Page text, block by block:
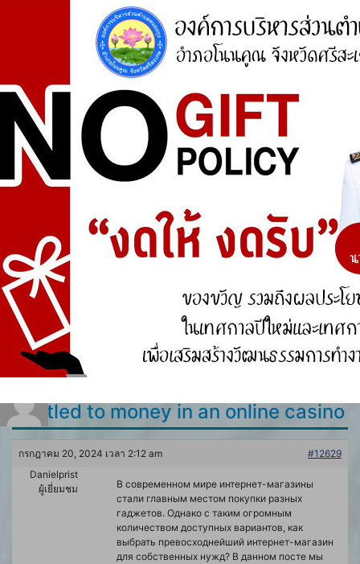
องค์ความรู้อื่นๆ ที่เกี่ยวข้องกับการพัฒนาองค์กร
สำรวจความพึงพอใจ
ประชาชนในเขตพื้นที่ตำบลหนองกุง มีความพึงพอใจ
ของต่อการดำเนินงานตามโครงการก่อสร้าง ประเภท
ใดมากที่สุด ?
ถนนคอนกรีตเสริมเล็กภายในหมู่บ้าน
ถนนลาดยางแอสฟัลท์ติกคอนกรีตระหว่างหมู่บ้านและ
ตำบล
ระบบประปาหมู่บ้านแบบบาดาลขนาดเล็ก
entitled to money in an online casino
กรกฎาคม 20, 2024 เวลา 2:12 am
#12629
Danielprist
ผู้เยี่ยมชม
В современном мире интернет-магазины
стали главным местом покупки разных
гаджетов. Однако с таким огромным
количеством доступных вариантов, как
выбрать превосходнейший интернет-магазин
для собственных нужд? В данном посте мы